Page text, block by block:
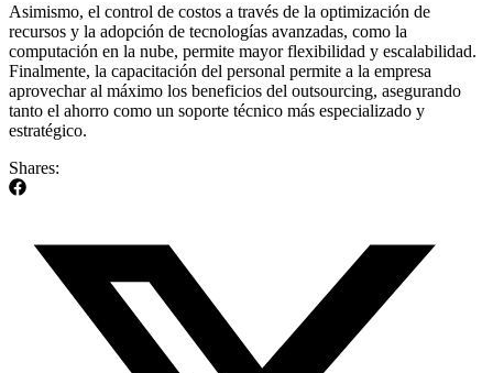
Asimismo, el control de costos a través de la optimización de
recursos y la adopción de tecnologías avanzadas, como la
computación en la nube, permite mayor flexibilidad y escalabilidad.
Finalmente, la capacitación del personal permite a la empresa
aprovechar al máximo los beneficios del outsourcing, asegurando
tanto el ahorro como un soporte técnico más especializado y
estratégico.
Shares: